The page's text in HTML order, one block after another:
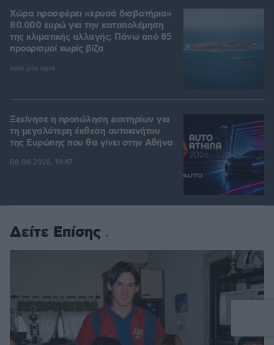
Χώρα προσφέρει «χρυσά διαβατήρια»
80.000 ευρώ για την καταπολέμηση
της κλιματικής αλλαγής: Πάνω από 85
προορισμοί χωρίς βίζα
πριν μία ώρα
Ξεκίνησε η προπώληση εισιτηρίων για
τη μεγαλύτερη έκθεση αυτοκινήτου
της Ευρώπης που θα γίνει στην Αθήνα
08.08.2026, 19:47
Δείτε Επίσης